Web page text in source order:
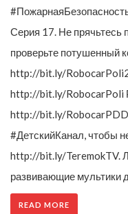
Серия 17. Не прячьтесь
проверьте потушенный
http://bit.ly/
http://bit.ly/RobocarPoli
http://bit.ly/
#ДетскийКанал, чтобы
http://bit.ly/TeremokTV.
развивающие мультики
READ MORE